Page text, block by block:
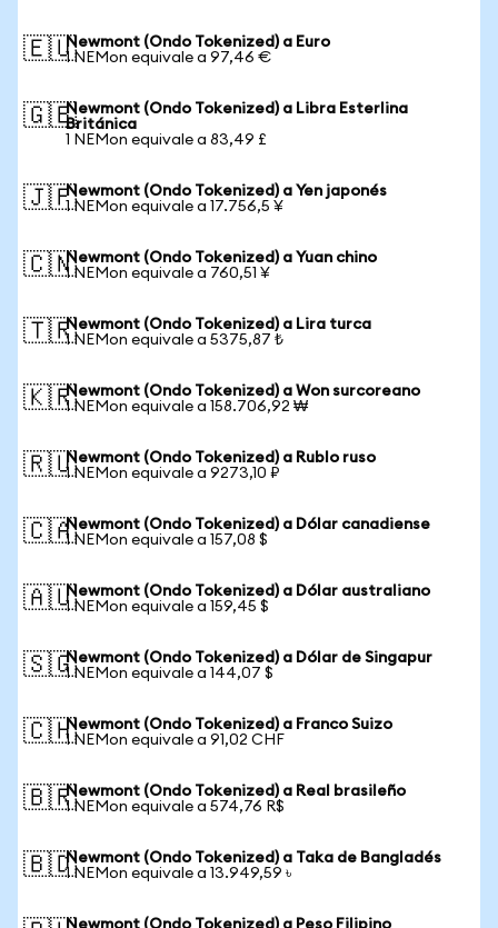
🇪🇺Newmont (Ondo Tokenized) a Euro
1 NEMon equivale a 97,46 €
🇬🇧Newmont (Ondo Tokenized) a Libra Esterlina
Británica
1 NEMon equivale a 83,49 £
🇯🇵Newmont (Ondo Tokenized) a Yen japonés
1 NEMon equivale a 17.756,5 ¥
🇨🇳Newmont (Ondo Tokenized) a Yuan chino
1 NEMon equivale a 760,51 ¥
🇹🇷Newmont (Ondo Tokenized) a Lira turca
1 NEMon equivale a 5375,87 ₺
🇰🇷Newmont (Ondo Tokenized) a Won surcoreano
1 NEMon equivale a 158.706,92 ₩
🇷🇺Newmont (Ondo Tokenized) a Rublo ruso
1 NEMon equivale a 9273,10 ₽
🇨🇦Newmont (Ondo Tokenized) a Dólar canadiense
1 NEMon equivale a 157,08 $
🇦🇺Newmont (Ondo Tokenized) a Dólar australiano
1 NEMon equivale a 159,45 $
🇸🇬Newmont (Ondo Tokenized) a Dólar de Singapur
1 NEMon equivale a 144,07 $
🇨🇭Newmont (Ondo Tokenized) a Franco Suizo
1 NEMon equivale a 91,02 CHF
🇧🇷Newmont (Ondo Tokenized) a Real brasileño
1 NEMon equivale a 574,76 R$
🇧🇩Newmont (Ondo Tokenized) a Taka de Bangladés
1 NEMon equivale a 13.949,59 ৳
Newmont (Ondo Tokenized) a Peso Filipino